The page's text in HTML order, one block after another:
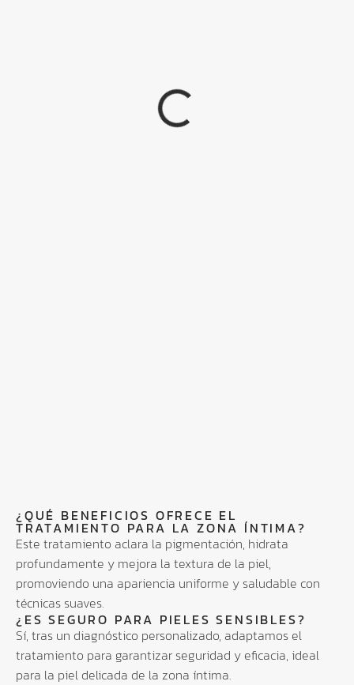
¿QUÉ BENEFICIOS OFRECE EL
TRATAMIENTO PARA LA ZONA ÍNTIMA?
Este tratamiento aclara la pigmentación, hidrata
profundamente y mejora la textura de la piel,
promoviendo una apariencia uniforme y saludable con
técnicas suaves.
¿ES SEGURO PARA PIELES SENSIBLES?
Sí, tras un diagnóstico personalizado, adaptamos el
tratamiento para garantizar seguridad y eficacia, ideal
para la piel delicada de la zona íntima.